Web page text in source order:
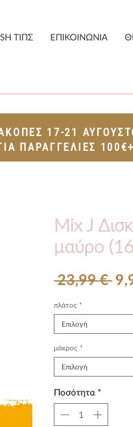
ΤΙΠΣ ΕΠΙΚΟΙΝΩΝΙΑ
17-21
ΠΑΡΑΓΓΕΛΙΕΣ 100€+
Mix J
μαύρο (16
23,99 €
πλάτος *
Επιλογή
μάκρος *
Επιλογή
Ποσότητα *